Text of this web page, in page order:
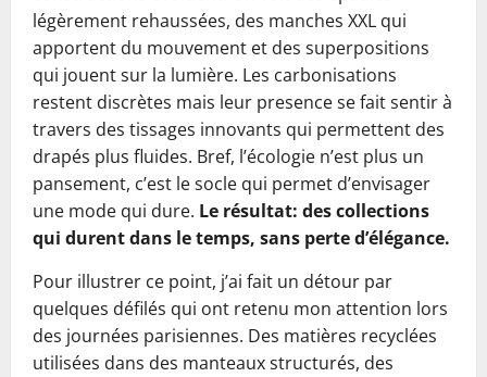
légèrement rehaussées, des manches XXL qui
apportent du mouvement et des superpositions
qui jouent sur la lumière. Les carbonisations
restent discrètes mais leur presence se fait sentir à
travers des tissages innovants qui permettent des
drapés plus fluides. Bref, l’écologie n’est plus un
pansement, c’est le socle qui permet d’envisager
une mode qui dure. Le résultat: des collections
qui durent dans le temps, sans perte d’élégance.
Pour illustrer ce point, j’ai fait un détour par
quelques défilés qui ont retenu mon attention lors
des journées parisiennes. Des matières recyclées
utilisées dans des manteaux structurés, des